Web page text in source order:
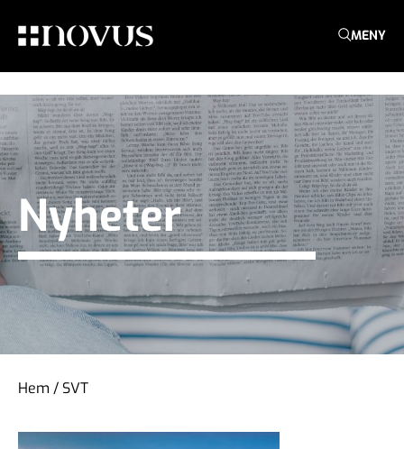
MENY
Nyheter
Hem / SVT